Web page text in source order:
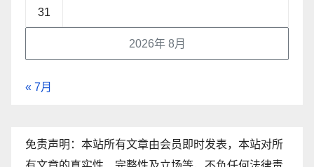
2026年 8月
31
« 7月
免责声明：本站所有文章由会员即时发表，本站对所